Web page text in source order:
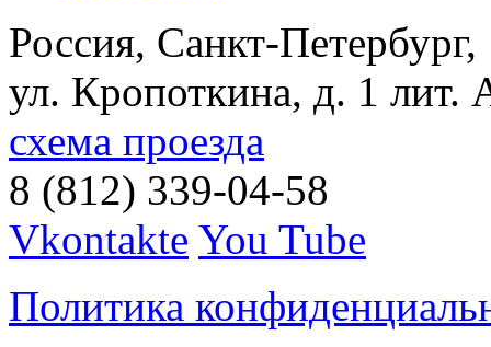
Россия, Санкт-Петербург,
ул. Кропоткина, д. 1 лит.
схема проезда
8 (812) 339-04-58
Vkontakte You Tube
Политика